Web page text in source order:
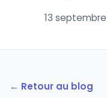
13
← Retour au blog